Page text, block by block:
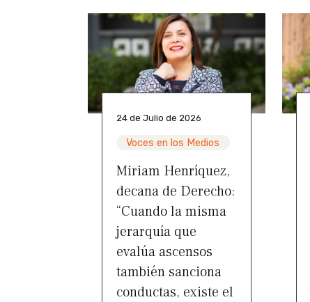
24 de Julio de 2026
Voces en los Medios
Miriam Henríquez,
decana de Derecho:
“Cuando la misma
jerarquía que
evalúa ascensos
también sanciona
conductas, existe el